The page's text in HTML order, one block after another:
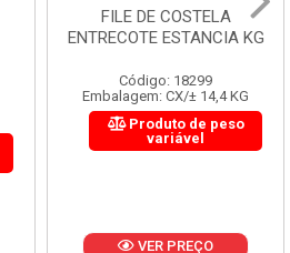
FILE DE COSTELA
ENTRECOTE ESTANCIA KG
Código: 18299
Embalagem: CX/± 14,4 KG
Produto de peso
variável
VER PREÇO